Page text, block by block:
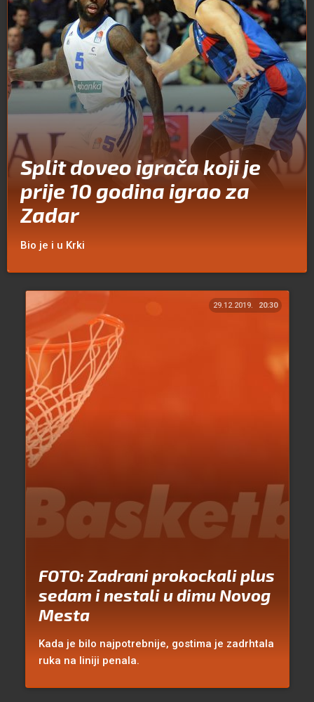
Split doveo igrača koji je
prije 10 godina igrao za
Zadar
Bio je i u Krki
29.12.2019. 20:30
FOTO: Zadrani prokockali plus
sedam i nestali u dimu Novog
Mesta
Kada je bilo najpotrebnije, gostima je zadrhtala
ruka na liniji penala.